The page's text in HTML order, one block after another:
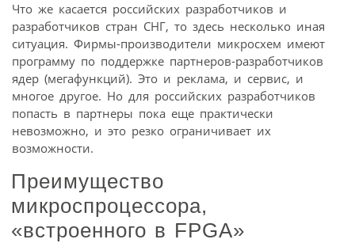
Что же касается российских разработчиков и
разработчиков стран СНГ, то здесь несколько иная
ситуация. Фирмы-производители микросхем имеют
программу по поддержке партнеров-разработчиков
ядер (мегафункций). Это и реклама, и сервис, и
многое другое. Но для российских разработчиков
попасть в партнеры пока еще практически
невозможно, и это резко ограничивает их
возможности.
Преимущество
микроспроцессора,
«встроенного в FPGA»